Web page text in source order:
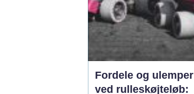
Fordele og ulemper
ved rulleskøjteløb: